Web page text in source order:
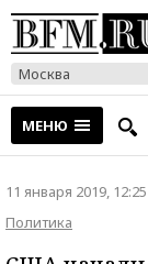
Москва
МЕНЮ
11 января 2019, 12:25
Политика